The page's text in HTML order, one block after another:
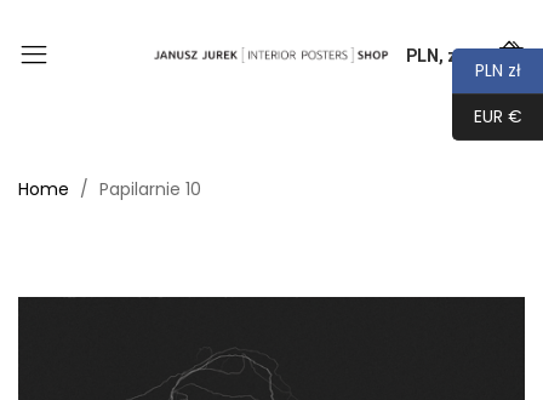
PLN, zł
0
Home Papilarnie 10
PLN zł
EUR €